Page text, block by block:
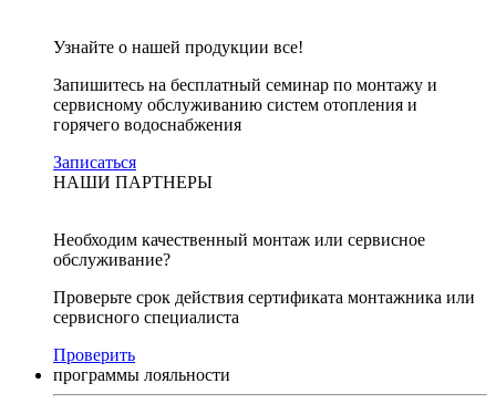
Узнайте о нашей продукции все!
Запишитесь на бесплатный семинар по монтажу и
сервисному обслуживанию систем отопления и
горячего водоснабжения
Записаться
НАШИ ПАРТНЕРЫ
Необходим качественный монтаж или сервисное
обслуживание?
Проверьте срок действия сертификата монтажника или
сервисного специалиста
Проверить
программы лояльности